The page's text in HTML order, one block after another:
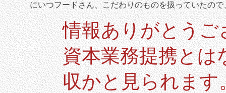
にいつフードさん、こだわりのものを扱っていたの
情報ありがとうご
資本業務提携とは
収かと見られます